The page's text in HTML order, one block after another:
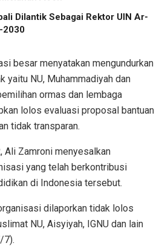
Dilantik Sebagai Rektor UIN Ar-
2030
besar menyatakan mengundurkan
yaitu NU, Muhammadiyah dan
ormas dan lembaga
lolos evaluasi proposal bantuan
tidak transparan.
Ali Zamroni menyesalkan
yang telah berkontribusi
di Indonesia tersebut.
dilaporkan tidak lolos
NU, Aisyiyah, IGNU dan lain
7).